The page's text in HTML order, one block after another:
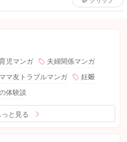
児マンガ
夫婦関係マンガ
ママ友トラブルマンガ
妊娠
体験談
っと見る